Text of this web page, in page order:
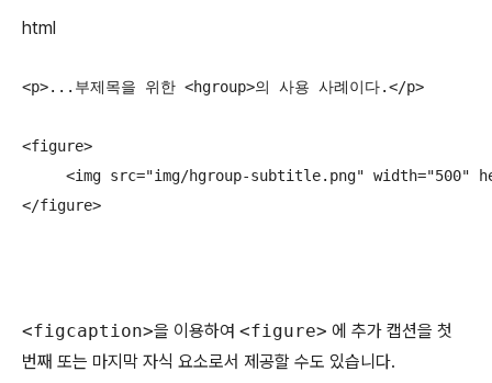
html
<p>...부제목을 위한 <hgroup>의 사용 사례이다.</p>
<figure>
<img src="img/hgroup-subtitle.png" width="500"
</figure>
<figcaption>을 이용하여 <figure> 에 추가 캡션을 첫
번째 또는 마지막 자식 요소로서 제공할 수도 있습니다.